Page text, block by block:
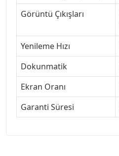
Görüntü Çıkışları
Yenileme Hızı
Dokunmatik
Ekran Oranı
Garanti Süresi